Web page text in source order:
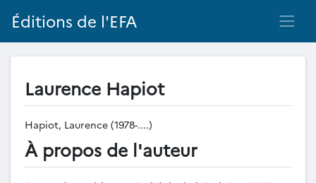
Éditions de l'EFA
Laurence Hapiot
Hapiot, Laurence (1978-....)
À propos de l'auteur